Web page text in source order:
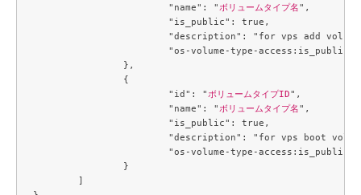
			"name": "
ボリュームタイプ名",
			"id": "
ボリュームタイプID",
			"name": "
ボリュームタイプ名",